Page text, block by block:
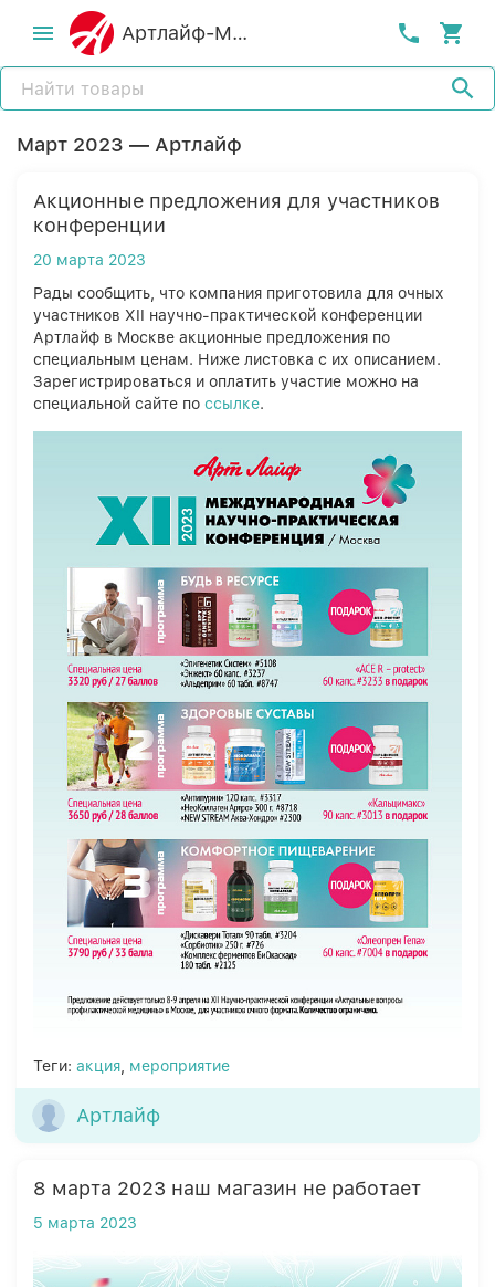
Артлайф-MСК
Март 2023 — Артлайф
Акционные предложения для участников
конференции
20 марта 2023
Рады сообщить, что компания приготовила для очных
участников XII научно-практической конференции
Артлайф в Москве акционные предложения по
специальным ценам. Ниже листовка с их описанием.
Зарегистрироваться и оплатить участие можно на
специальной сайте по ссылке.
Теги: акция мероприятие
Артлайф
8 марта 2023 наш магазин не работает
5 марта 2023